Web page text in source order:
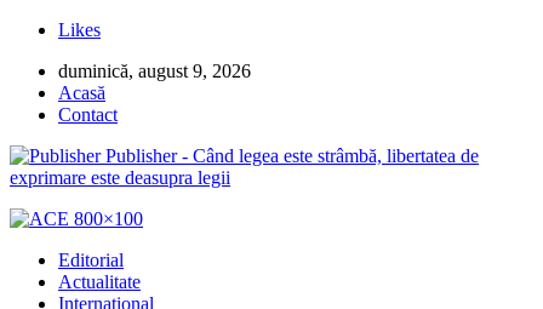
Likes
duminică, august 9, 2026
Acasă
Contact
Publisher - Când legea este strâmbă, libertatea de
exprimare este deasupra legii
Editorial
Actualitate
International